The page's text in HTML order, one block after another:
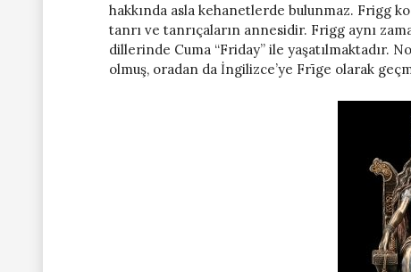
hakkında asla kehanetlerde bulunmaz. Frigg
tanrı ve tanrıçaların annesidir. Frigg aynı
dillerinde Cuma “Friday” ile yaşatılmaktadır.
olmuş, oradan da İngilizce’ye Frīge olarak